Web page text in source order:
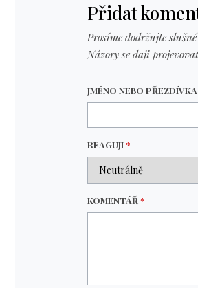
Přidat
Prosíme dodržujte
Názory se daji
JMÉNO NEBO
REAGUJI*
KOMENTÁŘ*